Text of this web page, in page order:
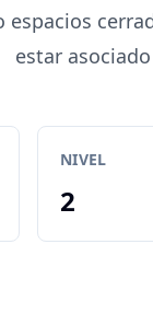
espacios
estar
NIVEL
2